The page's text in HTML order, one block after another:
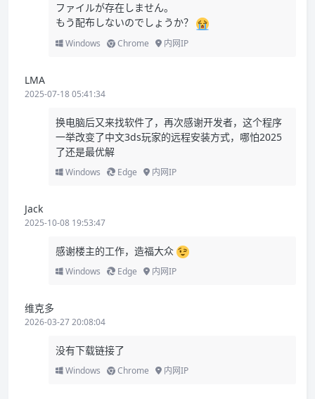
ファイルが存在しません。
もう配布しないのでしょうか？
Windows Chrome 内网IP
LMA
2025-07-18 05:41:34
换电脑后又来找软件了，再次感谢开发者，这个程序
一举改变了中文3ds玩家的远程安装方式，哪怕2025
了还是最优解
Windows Edge 内网IP
Jack
2025-10-08 19:53:47
感谢楼主的工作，造福大众
Windows Edge 内网IP
维克多
2026-03-27 20:08:04
没有下载链接了
Windows Chrome 内网IP